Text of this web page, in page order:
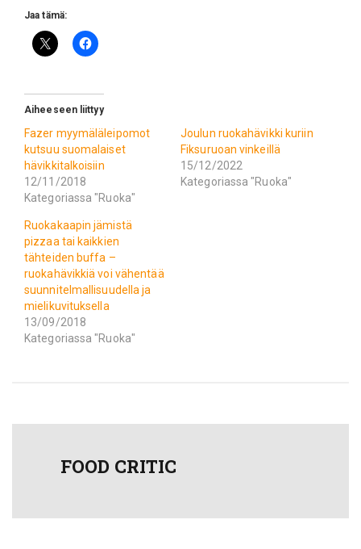
Jaa tämä:
Aiheeseen liittyy
Fazer myymäläleipomot
kutsuu suomalaiset
hävikkitalkoisiin
12/11/2018
Kategoriassa "Ruoka"
Joulun ruokahävikki kuriin
Fiksuruoan vinkeillä
15/12/2022
Kategoriassa "Ruoka"
Ruokakaapin jämistä
pizzaa tai kaikkien
tähteiden buffa –
ruokahävikkiä voi vähentää
suunnitelmallisuudella ja
mielikuvituksella
13/09/2018
Kategoriassa "Ruoka"
FOOD CRITIC